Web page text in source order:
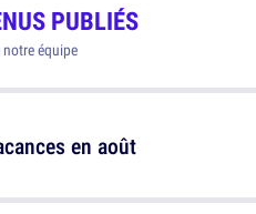
PUBLIÉS
équipe
en août